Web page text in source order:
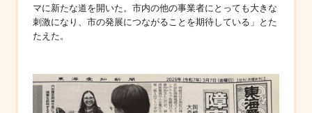
マに新たな道を開いた。市内の他の事業者にとっても大きな
刺激になり、市の発展につながることを期待している」とた
たえた。